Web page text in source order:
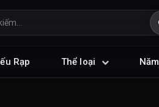
Rạp Thể loại Năm